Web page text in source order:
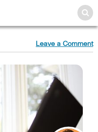
Leave a Comment